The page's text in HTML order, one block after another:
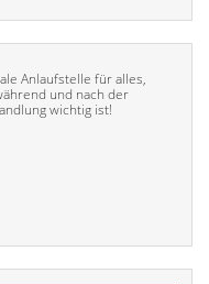
Anlaufstelle für alles,
und nach der
wichtig ist!